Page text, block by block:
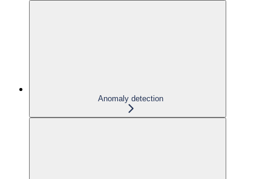
Anomaly detection